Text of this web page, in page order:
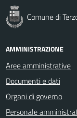
Comune di
AMMINISTRAZIONE
Aree amministrative
Documenti e dati
Organi di governo
Personale